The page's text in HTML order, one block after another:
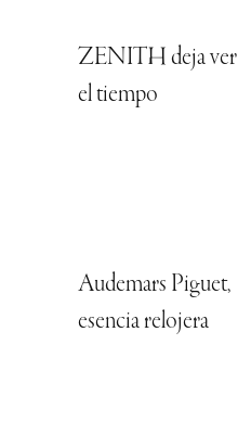
ZENITH deja ver
el tiempo
Audemars Piguet,
esencia relojera